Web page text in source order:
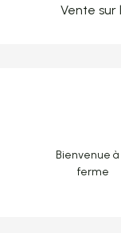
Vente sur
Bienvenue à
ferme